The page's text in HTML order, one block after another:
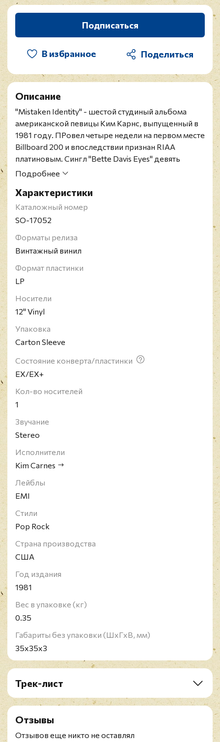
Подписаться
В избранное
Описание
"Mistaken Identity" - шестой студиный альбома
американской певицы Ким Карнс, выпущенный в
1981 году. ПРовел четыре недели на первом месте
Billboard 200 и впоследствии признан RIAA
платиновым. Сингл "Bette Davis Eyes" девять
недель возглавлял Billboard Hot 100 и в итоге стал
1981.
Американское здание 1981 года. Конверт в
отличном состоянии, и винил в превосходном
Ким Карнс - американская кантри-рок-певица и
автор песен, известная своим голосом с
хрипотцой, благодаря которому её часто
называют "Женской версией Рода Стюарта". За
альбомов и выиграла три премии "Грэмми".
Подробнее
Характеристики
Каталожный номер
SO-17052
Форматы релиза
Винтажный винил
Формат пластинки
LP
Носители
12" Vinyl
Упаковка
Carton Sleeve
Состояние конверта/пластинки
EX/EX+
Кол-во носителей
1
Звучание
Stereo
Исполнители
Kim Carnes
Лейблы
EMI
Стили
Pop Rock
Страна производства
США
Год издания
1981
Вес в упаковке (кг)
0.35
Габариты без упаковки (ШxГxВ, мм)
35х35х3
Трек-лист
A1. Bette Davis Eyes
A2. Hit And Run
A3. Mistaken Indentity
A4. When I'm Away From You
Отзывы
Отзывов еще никто не оставлял